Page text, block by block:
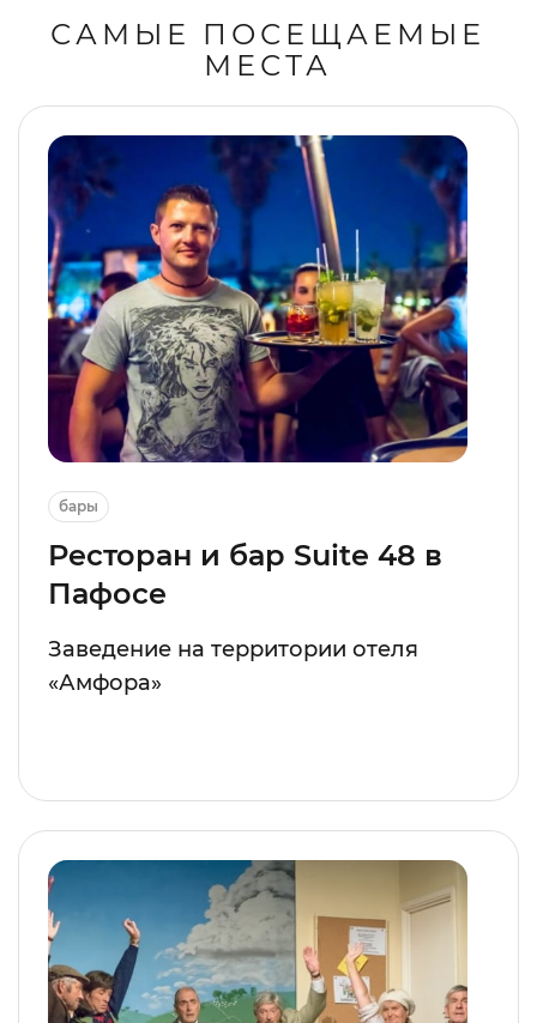
САМЫЕ ПОСЕЩАЕМЫЕ
МЕСТА
бары
Ресторан и бар Suite 48 в
Пафосе
Заведение на территории отеля
«Амфора»